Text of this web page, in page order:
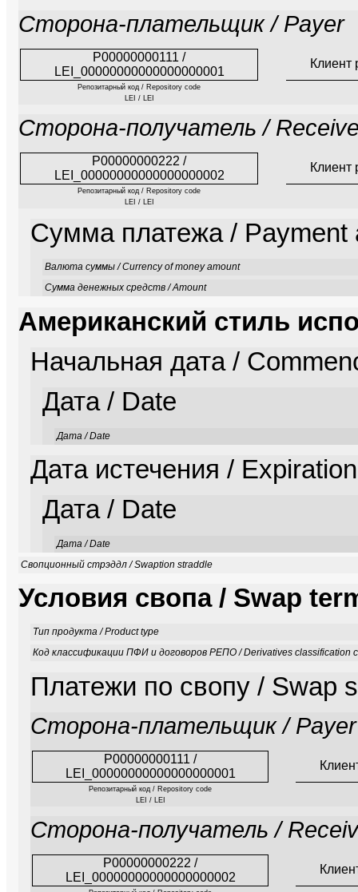
Сторона-плательщик / Payer
P00000000111 /
LEI_00000000000000000001
Клиент
Репозитарный код / Repository code
LEI / LEI
Сторона-получатель /
P00000000222 /
LEI_00000000000000000002
Клиент
Репозитарный код / Repository code
LEI / LEI
Сумма платежа / Payment
Валюта суммы / Currency of money amount
Сумма денежных средств / Amount
Американский стиль
Начальная дата /
Дата / Date
Дата / Date
Дата истечения /
Дата / Date
Дата / Date
Свопционный стрэддл / Swaption straddle
Условия свопа / Swap
Тип продукта / Product type
Код классификации ПФИ и договоров РЕПО / Derivatives classification
Платежи по свопу / Swap
Сторона-плательщик / Payer
P00000000111 /
LEI_00000000000000000001
Репозитарный код / Repository code
LEI / LEI
Сторона-получатель /
P00000000222 /
LEI_00000000000000000002